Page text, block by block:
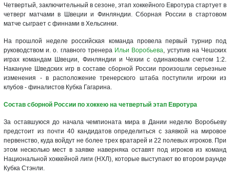
Четвертый, заключительный в сезоне, этап хоккейного Евротура стартует в
четверг матчами в Швеции и Финляндии. Сборная России в стартовом
матче сыграет с финнами в Хельсинки.
На прошлой неделе российская команда провела первый турнир под
руководством и. о. главного тренера Ильи Воробьева, уступив на Чешских
играх командам Швеции, Финляндии и Чехии с одинаковым счетом 1:2.
Накануне Шведских игр в составе сборной России произошли серьезные
изменения - в расположение тренерского штаба поступили игроки из
клубов - финалистов Кубка Гагарина.
Состав сборной России по хоккею на четвертый этап Евротура
За оставшуюся до начала чемпионата мира в Дании неделю Воробьеву
предстоит из почти 40 кандидатов определиться с заявкой на мировое
первенство, куда войдут не более трех вратарей и 22 полевых игроков. При
этом несколько мест в заявке наверняка оставят под игроков из команд
Национальной хоккейной лиги (НХЛ), которые выступают во втором раунде
Кубка Стэнли.